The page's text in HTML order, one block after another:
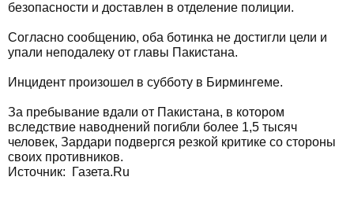
безопасности и доставлен в отделение полиции.
Согласно сообщению, оба ботинка не достигли цели и
упали неподалеку от главы Пакистана.
Инцидент произошел в субботу в Бирмингеме.
За пребывание вдали от Пакистана, в котором
вследствие наводнений погибли более 1,5 тысяч
человек, Зардари подвергся резкой критике со стороны
своих противников.
Источник: Газета.Ru